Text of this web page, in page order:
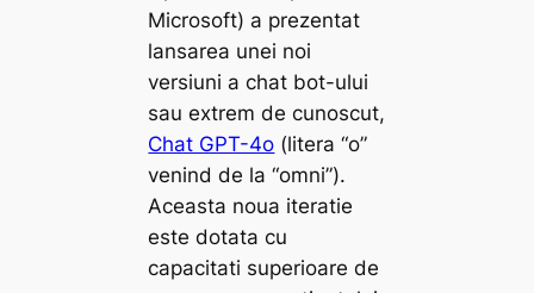
Microsoft) a prezentat
lansarea unei noi
versiuni a chat bot-ului
sau extrem de cunoscut,
Chat GPT-4o (litera “o”
venind de la “omni”).
Aceasta noua iteratie
este dotata cu
capacitati superioare de